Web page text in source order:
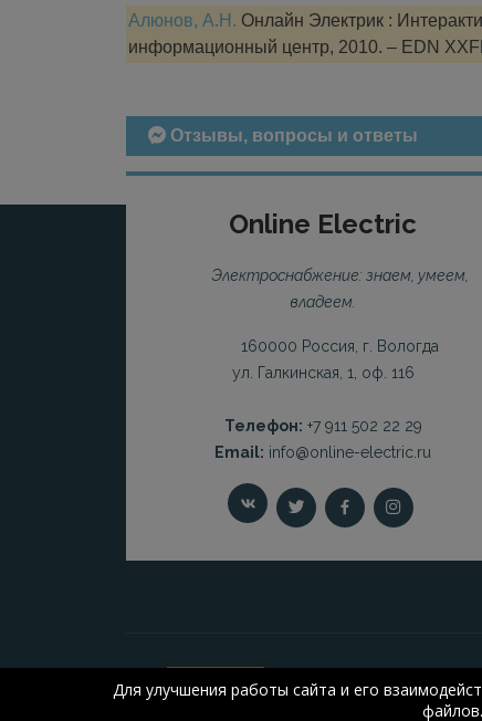
Алюнов, А.Н. Онлайн Электрик :
информационный центр, 2010. – EDN
Отзывы, вопросы и ответы
Online Electric
Электроснабжение: знаем, умеем,
владеем.
160000 Россия, г. Вологда
ул. Галкинская, 1, оф. 116
Телефон: +7 911 502 22 29
Email: info@online-electric.ru
Для улучшения работы сайта и его